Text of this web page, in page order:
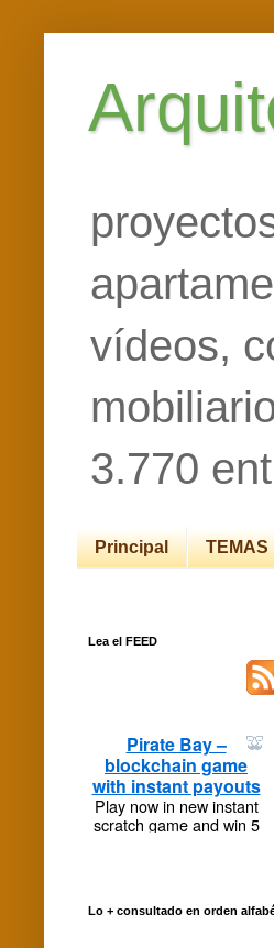
vídeos,
3.770
Principal TEMAS
Lea el FEED
Lo + consultado en orden